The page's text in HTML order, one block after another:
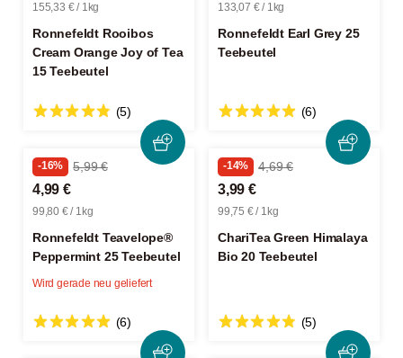
155,33 € / 1kg
Ronnefeldt Rooibos
Cream Orange Joy of Tea
15 Teebeutel
(5)
133,07 € / 1kg
Ronnefeldt Earl Grey 25
Teebeutel
(6)
-16% 5,99 €
4,99 €
99,80 € / 1kg
Ronnefeldt Teavelope®
Peppermint 25 Teebeutel
(6)
Wird gerade neu geliefert
-14% 4,69 €
3,99 €
99,75 € / 1kg
ChariTea Green Himalaya
Bio 20 Teebeutel
(5)